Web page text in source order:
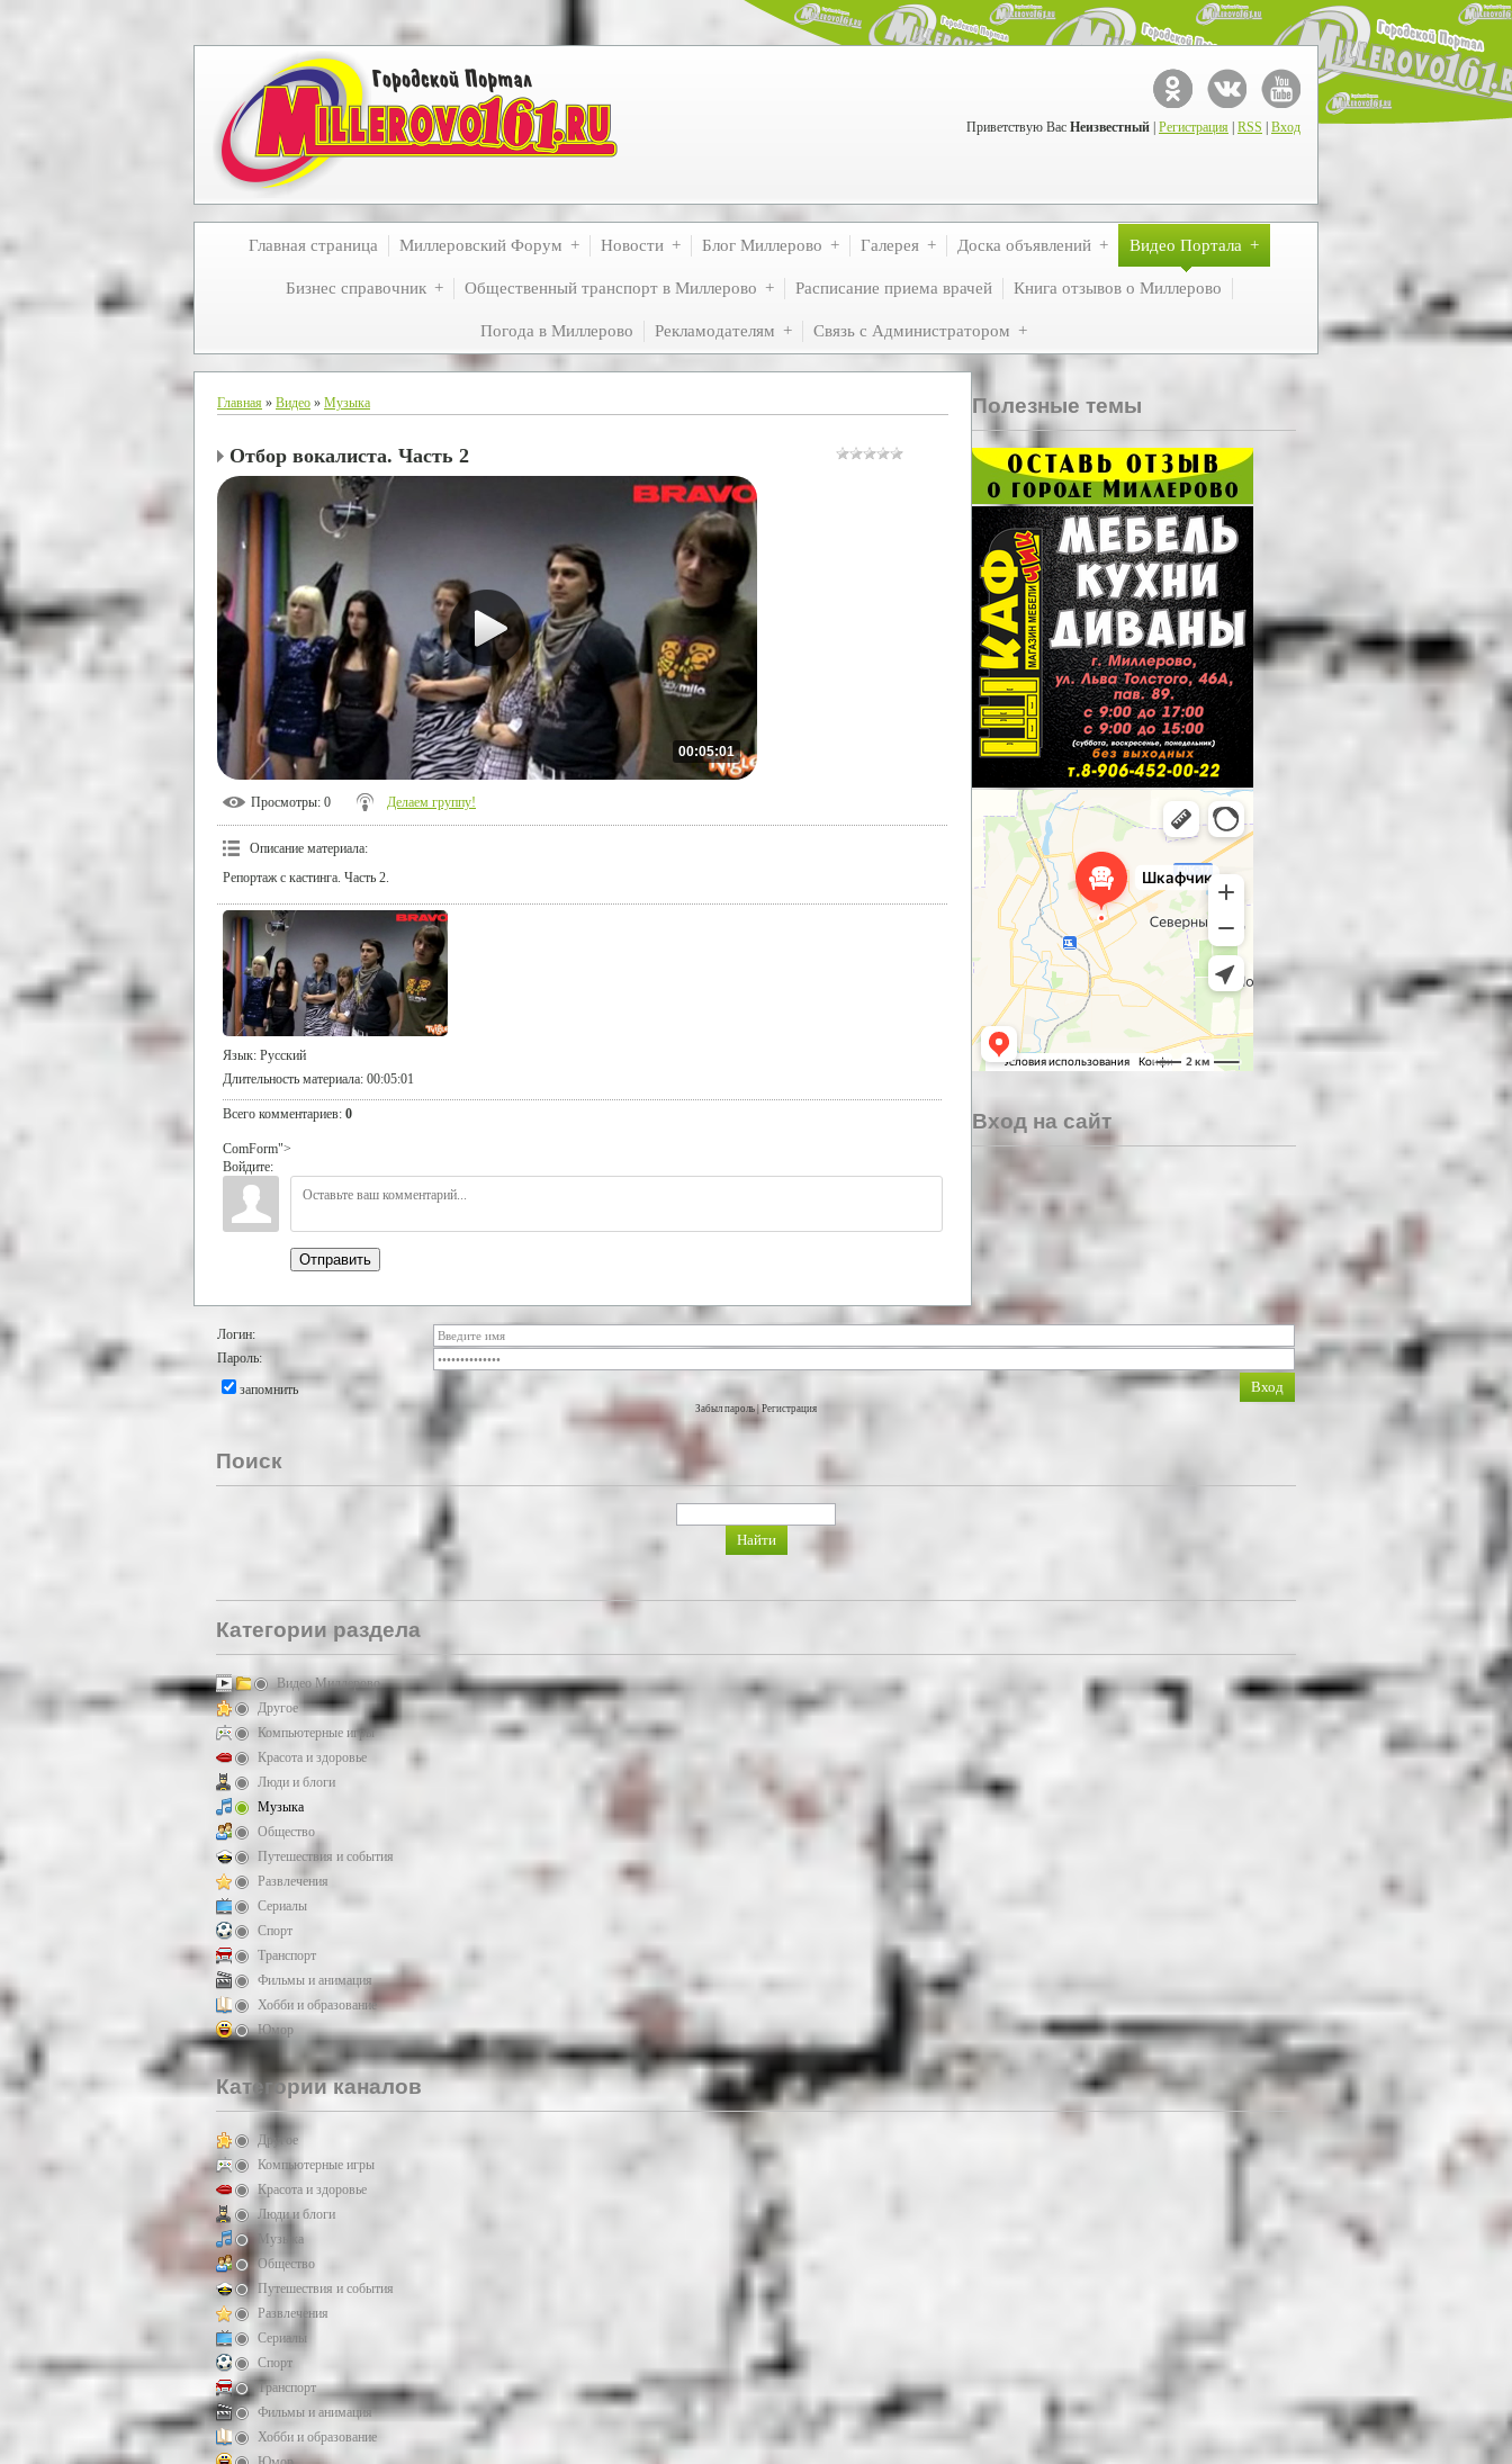
Приветствую Вас Неизвестный Регистрация RSS Вход
Главная страница Миллеровский Форум Новости Блог Миллерово Галерея Доска объявлений Видео Портала
Бизнес справочник Общественный транспорт в Миллерово Расписание приема врачей Книга отзывов о Миллерово
Погода в Миллерово Рекламодателям Связь с Администратором
Главная » Видео » Музыка
Отбор вокалиста. Часть 2
00:05:01
Просмотры: 0 Делаем группу!
Описание материала:
Репортаж с кастинга. Часть 2.
Язык: Русский
Длительность материала: 00:05:01
Всего комментариев: 0
ComForm">
Войдите:
Отправить
Полезные темы
Вход на сайт
Логин:
Пароль:
запомнить
Забыл пароль| Регистрация
Поиск
Категории раздела
Видео Миллерово
Другое
Компьютерные игры
Красота и здоровье
Люди и блоги
Музыка
Общество
Путешествия и события
Развлечения
Сериалы
Спорт
Транспорт
Фильмы и анимация
Хобби и образование
Юмор
Категории каналов
Другое
Компьютерные игры
Красота и здоровье
Люди и блоги
Музыка
Общество
Путешествия и события
Развлечения
Сериалы
Спорт
Транспорт
Фильмы и анимация
Хобби и образование